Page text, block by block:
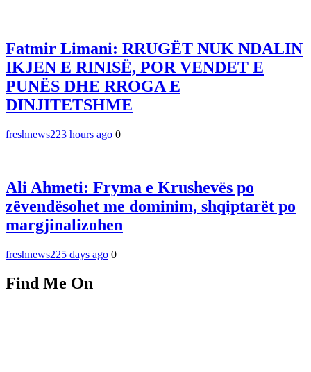
Fatmir Limani: RRUGËT NUK NDALIN
IKJEN E RINISË, POR VENDET E
PUNËS DHE RROGA E
DINJITETSHME
freshnews223 hours ago 0
Ali Ahmeti: Fryma e Krushevës po
zëvendësohet me dominim, shqiptarët po
margjinalizohen
freshnews225 days ago 0
Find Me On